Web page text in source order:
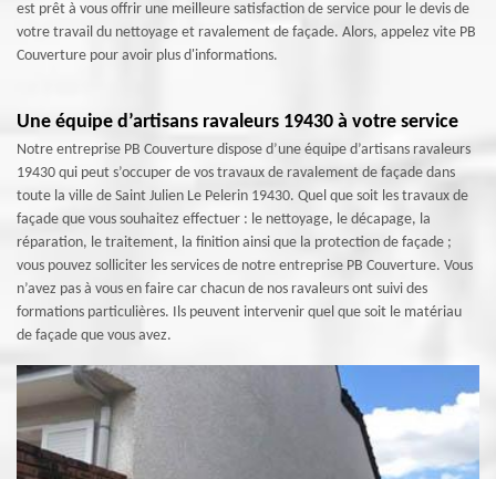
est prêt à vous offrir une meilleure satisfaction de service pour le devis de
votre travail du nettoyage et ravalement de façade. Alors, appelez vite PB
Couverture pour avoir plus d'informations.
Une équipe d’artisans ravaleurs 19430 à votre service
Notre entreprise PB Couverture dispose d’une équipe d’artisans ravaleurs
19430 qui peut s’occuper de vos travaux de ravalement de façade dans
toute la ville de Saint Julien Le Pelerin 19430. Quel que soit les travaux de
façade que vous souhaitez effectuer : le nettoyage, le décapage, la
réparation, le traitement, la finition ainsi que la protection de façade ;
vous pouvez solliciter les services de notre entreprise PB Couverture. Vous
n’avez pas à vous en faire car chacun de nos ravaleurs ont suivi des
formations particulières. Ils peuvent intervenir quel que soit le matériau
de façade que vous avez.